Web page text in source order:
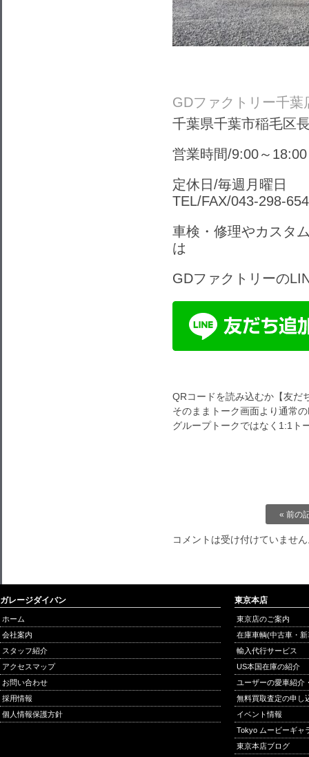
GDファクトリー千葉
千葉県千葉市稲毛区
営業時間/9:00～
定休日/毎週月曜日
TEL/FAX/043-298-
車検・修理やカスタ
は
GDファクトリーの
QRコードを読み込むか【友だ
そのままトーク画面より通常
グループトークではなく1:1ト
« 前の
コメントは受け付けていませ
ガレージダイバン
ホーム
会社案内
スタッフ紹介
アクセスマップ
お問い合わせ
採用情報
個人情報保護方針
東京本店
東京店のご案内
在庫車輌(中古車・
輸入代行サービス
US本国在庫の紹介
ユーザーの愛車紹介
無料買取査定の申し
イベント情報
Tokyo ムービーギャ
東京本店ブログ